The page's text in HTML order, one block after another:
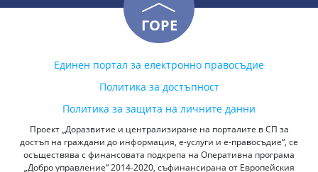
ГОРЕ
Единен портал за електронно правосъдие
Политика за достъпност
Политика за защита на личните данни
Проект „Доразвитие и централизиране на порталите в СП за
достъп на граждани до информация, е-услуги и е-правосъдие“, се
осъществява с финансовата подкрепа на Оперативна програма
„Добро управление“ 2014-2020, съфинансирана от Европейския